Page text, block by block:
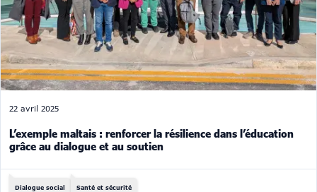
22 avril 2025
L’exemple maltais : renforcer la résilience dans l’éducation
grâce au dialogue et au soutien
Dialogue social Santé et sécurité